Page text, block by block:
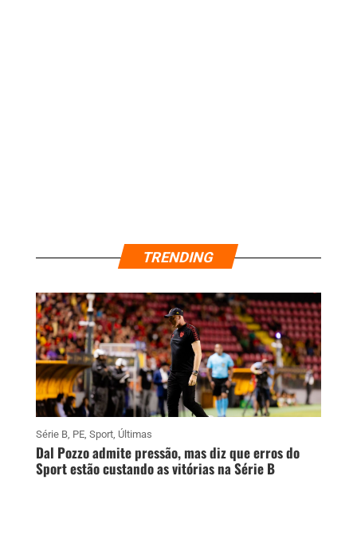
TRENDING
Série B, PE, Sport, Últimas
Dal Pozzo admite pressão, mas diz que erros do
Sport estão custando as vitórias na Série B